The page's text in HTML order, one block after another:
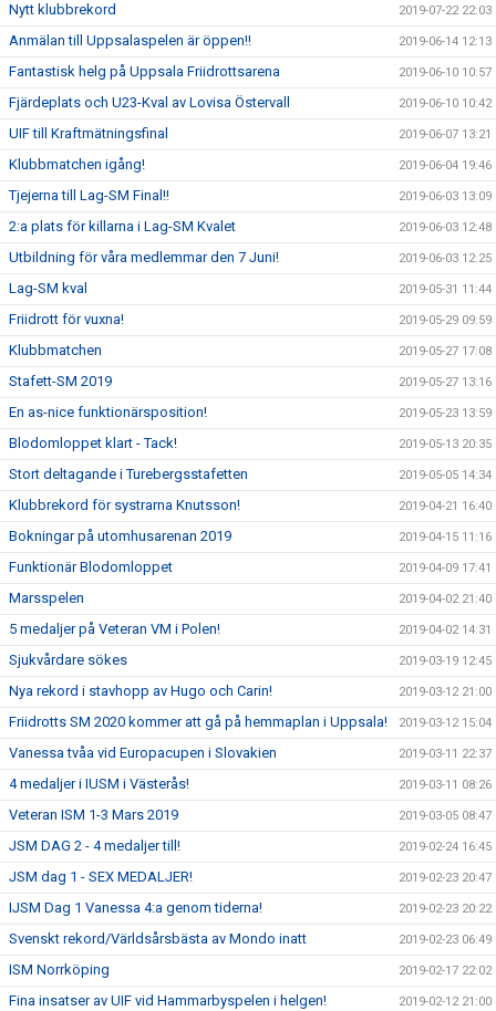
Nytt klubbrekord 2019-07-22 22:03
Anmälan till Uppsalaspelen är öppen!! 2019-06-14 12:13
Fantastisk helg på Uppsala Friidrottsarena 2019-06-10 10:57
Fjärdeplats och U23-Kval av Lovisa Östervall 2019-06-10 10:42
UIF till Kraftmätningsfinal 2019-06-07 13:21
Klubbmatchen igång! 2019-06-04 19:46
Tjejerna till Lag-SM Final!! 2019-06-03 13:09
2:a plats för killarna i Lag-SM Kvalet 2019-06-03 12:48
Utbildning för våra medlemmar den 7 Juni! 2019-06-03 12:25
Lag-SM kval 2019-05-31 11:44
Friidrott för vuxna! 2019-05-29 09:59
Klubbmatchen 2019-05-27 17:08
Stafett-SM 2019 2019-05-27 13:16
En as-nice funktionärsposition! 2019-05-23 13:59
Blodomloppet klart - Tack! 2019-05-13 20:35
Stort deltagande i Turebergsstafetten 2019-05-05 14:34
Klubbrekord för systrarna Knutsson! 2019-04-21 16:40
Bokningar på utomhusarenan 2019 2019-04-15 11:16
Funktionär Blodomloppet 2019-04-09 17:41
Marsspelen 2019-04-02 21:40
5 medaljer på Veteran VM i Polen! 2019-04-02 14:31
Sjukvårdare sökes 2019-03-19 12:45
Nya rekord i stavhopp av Hugo och Carin! 2019-03-12 21:00
Friidrotts SM 2020 kommer att gå på hemmaplan i Uppsala! 2019-03-12 15:04
Vanessa tvåa vid Europacupen i Slovakien 2019-03-11 22:37
4 medaljer i IUSM i Västerås! 2019-03-11 08:26
Veteran ISM 1-3 Mars 2019 2019-03-05 08:47
JSM DAG 2 - 4 medaljer till! 2019-02-24 16:45
JSM dag 1 - SEX MEDALJER! 2019-02-23 20:47
IJSM Dag 1 Vanessa 4:a genom tiderna! 2019-02-23 20:22
Svenskt rekord/Världsårsbästa av Mondo inatt 2019-02-23 06:49
ISM Norrköping 2019-02-17 22:02
Fina insatser av UIF vid Hammarbyspelen i helgen! 2019-02-12 21:00